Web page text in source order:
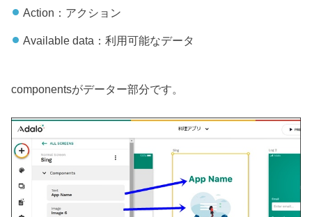
Action：アクション
Available data：利用可能なデータ
componentsがデーター部分です。